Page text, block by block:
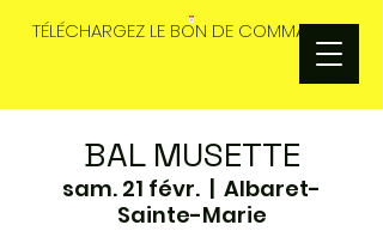
TÉLÉCHARGEZ LE BON DE COMMANDES
BAL MUSETTE
sam. 21 févr.
  |
Albaret-
Sainte-Marie